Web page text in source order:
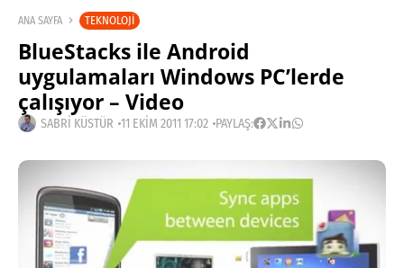
ANA SAYFA TEKNOLOJI
BlueStacks ile Android
uygulamaları Windows PC’lerde
çalışıyor – Video
SABRI KÜSTÜR 11 EKIM 2011 17:02 PAYLAŞ: